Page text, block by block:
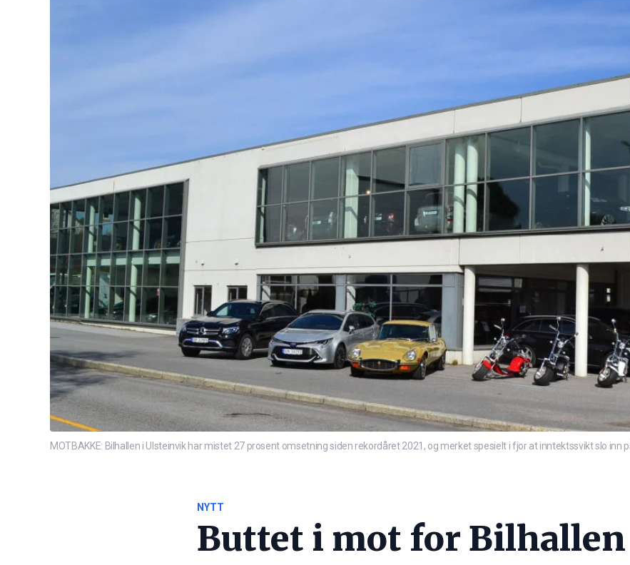
MOTBAKKE: Bilhallen i Ulsteinvik har mistet 27 prosent omsetning siden rekordåret 2021, og merket spesielt i fjor at inntektssvikt slo inn
NYTT
Buttet i mot for Bilhallen